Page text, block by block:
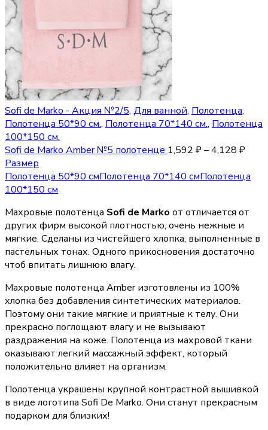
Sofi de Marko - Акция №2/5, Для ванной, Полотенца,
Полотенца 50*90 см., Полотенца 70*140 см., Полотенца
100*150 см.
Sofi de Marko Amber №5 полотенце 1,592 ₽–4,128 ₽
Размер
Полотенца 50*90 смПолотенца 70*140 смПолотенца
100*150 см
Махровые полотенца Sofi de Marko от отличается от
других фирм высокой плотностью, очень нежные и
мягкие. Сделаны из чистейшего хлопка, выполненные в
пастельных тонах. Одного прикосновения достаточно
чтоб впитать лишнюю влагу.
Махровые полотенца Amber изготовлены из 100%
хлопка без добавления синтетических материалов.
Поэтому они такие мягкие и приятные к телу. Они
прекрасно поглощают влагу и не вызывают
раздражения на коже. Полотенца из махровой ткани
оказывают легкий массажный эффект, который
положительно влияет на организм.
Полотенца украшены крупной контрастной вышивкой
в виде логотипа Sofi De Marko. Они станут прекрасным
подарком для близких!